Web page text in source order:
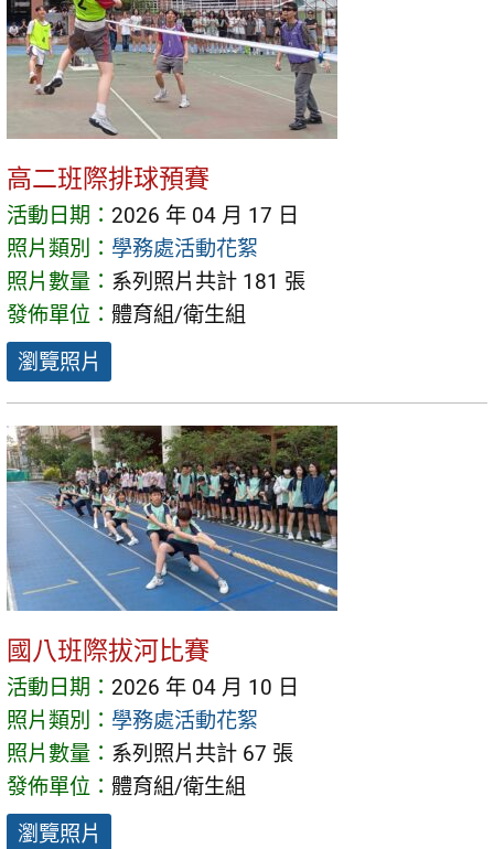
高二班際排球預賽
活動日期： 2026 年 04 月 17 日
照片類別： 學務處活動花絮
照片數量： 系列照片共計 181 張
發佈單位： 體育組/衛生組
瀏覽照片
國八班際拔河比賽
活動日期： 2026 年 04 月 10 日
照片類別： 學務處活動花絮
照片數量： 系列照片共計 67 張
發佈單位： 體育組/衛生組
瀏覽照片